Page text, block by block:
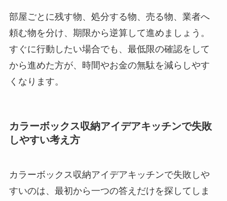
部屋ごとに残す物、処分する物、売る物、業者へ
頼む物を分け、期限から逆算して進めましょう。
すぐに行動したい場合でも、最低限の確認をして
から進めた方が、時間やお金の無駄を減らしやす
くなります。
カラーボックス収納アイデアキッチンで失敗
しやすい考え方
カラーボックス収納アイデアキッチンで失敗しや
すいのは、最初から一つの答えだけを探してしま